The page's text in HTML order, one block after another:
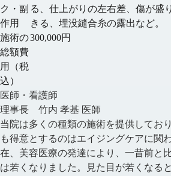
ク・副
作用
る、仕上がりの左右差、傷が盛
きる、埋没縫合糸の露出など。
施術の
総額費
用（税
込）
300,000円
医師・看護師
理事長 竹内 孝基 医師
当院は多くの種類の施術を提供してお
も得意とするのはエイジングケアに関
在、美容医療の発達により、一昔前と
は若くなりました。見た目が若くなる